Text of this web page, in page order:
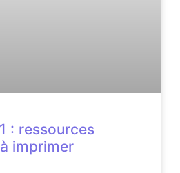
: ressources
imprimer